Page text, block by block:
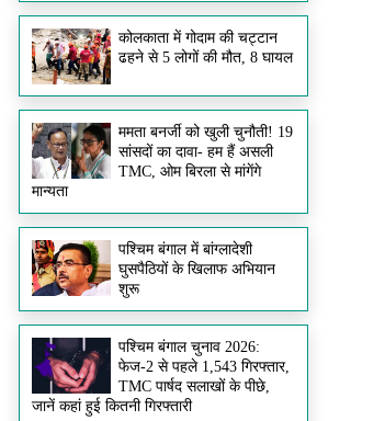
कोलकाता में गोदाम की चट्टान
ढहने से 5 लोगों की मौत, 8 घायल
ममता बनर्जी को खुली चुनौती! 19
सांसदों का दावा- हम हैं असली
TMC, ओम बिरला से मांगेंगे
मान्यता
पश्चिम बंगाल में बांग्लादेशी
घुसपैठियों के खिलाफ अभियान
शुरू
पश्चिम बंगाल चुनाव 2026:
फेज-2 से पहले 1,543 गिरफ्तार,
TMC पार्षद सलाखों के पीछे,
जानें कहां हुई कितनी गिरफ्तारी